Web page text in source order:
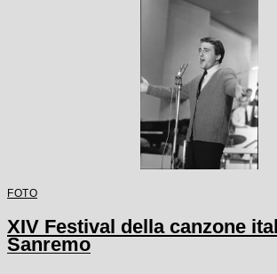
FOTO
XIV Festival della canzone
Sanremo